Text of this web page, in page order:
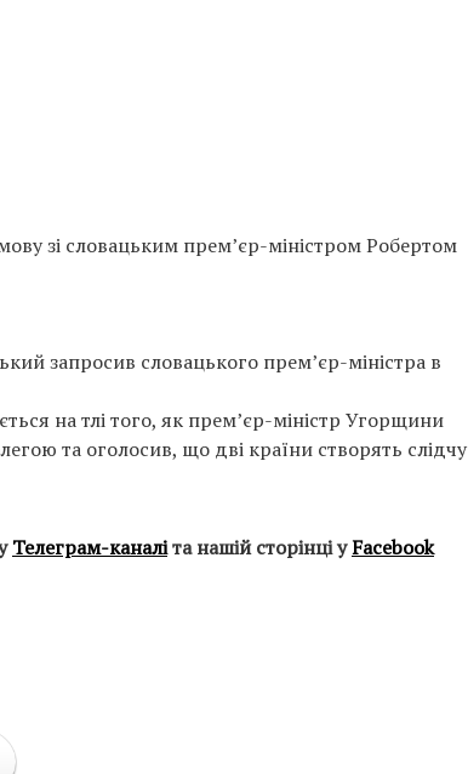
зі словацьким прем’єр-міністром Робертом
запросив словацького прем’єр-міністра в
на тлі того, як прем’єр-міністр Угорщини
та оголосив, що дві країни створять слідчу
Телеграм-каналіта нашій сторінці уFacebook